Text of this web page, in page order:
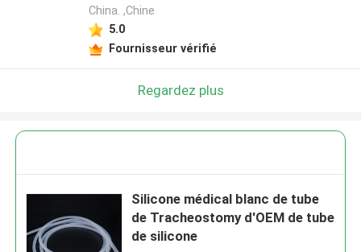
China. ,Chine
5.0
Fournisseur vérifié
Regardez plus
Silicone médical blanc de tube
de Tracheostomy d'OEM de tube
de silicone